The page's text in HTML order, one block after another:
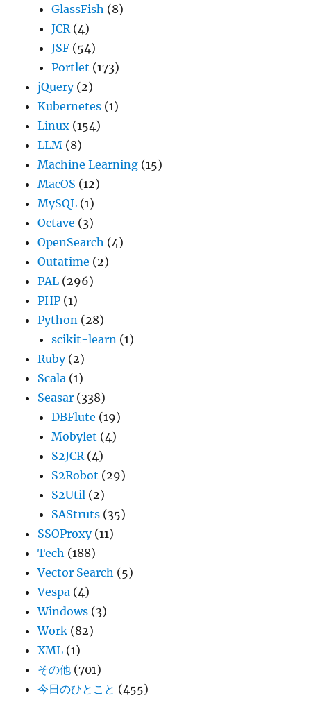
GlassFish (8)
JCR(4)
JSF (54)
Portlet (173)
jQuery(2)
Kubernetes (1)
Linux (154)
LLM (8)
Machine Learning (15)
MacOS (12)
MySQL (1)
Octave (3)
OpenSearch (4)
Outatime (2)
PAL (296)
PHP (1)
Python (28)
scikit-learn (1)
Ruby(2)
Scala (1)
Seasar (338)
DBFlute (19)
Mobylet (4)
S2JCR(4)
S2Robot (29)
S2Util (2)
SAStruts (35)
SSOProxy(11)
Tech (188)
Vector Search (5)
Vespa (4)
Windows (3)
Work (82)
XML (1)
その他 (701)
今日のひとこと (455)